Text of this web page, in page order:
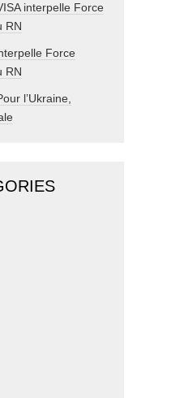
interpelle Force
RN
Force
RN
l’Ukraine,